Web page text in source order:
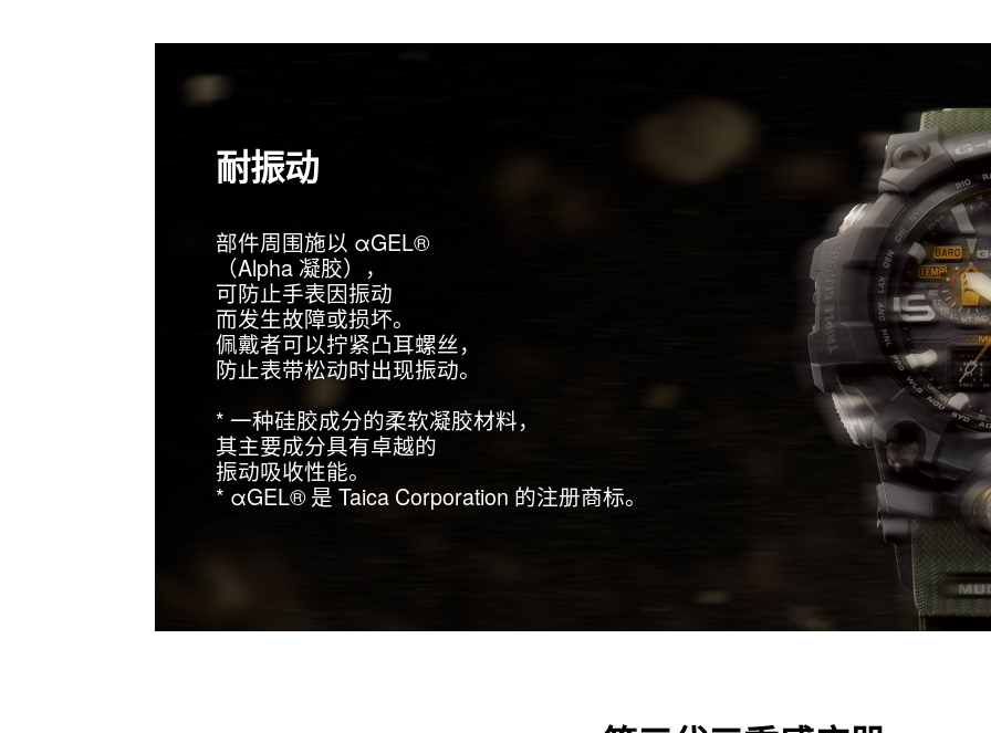
耐振动
部件周围施以 αGEL®
（Alpha 凝胶），
可防止手表因振动
而发生故障或损坏。
佩戴者可以拧紧凸耳螺丝，
防止表带松动时出现振动。
* 一种硅胶成分的柔软凝胶材料，
其主要成分具有卓越的
振动吸收性能。
* αGEL® 是 Taica Corporation 的注册商标。